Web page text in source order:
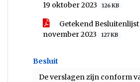
19 oktober 2023
126 KB
Getekend
november 2023
127 KB
Besluit
De verslagen zijn conform